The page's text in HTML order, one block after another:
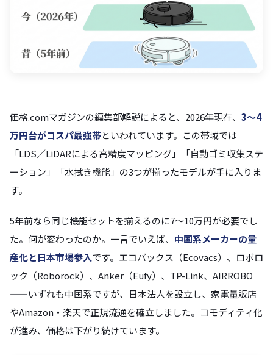
価格.comマガジンの編集部解説によると、2026年現在、 3〜4
万円台がコスパ最強帯といわれています。この帯域では
「LDS／LiDARによる高精度マッピング」「自動ゴミ収集ステ
ーション」「水拭き機能」の3つが揃ったモデルが手に入りま
す。
5年前なら同じ機能セットを揃えるのに7〜10万円が必要でし
た。何が変わったのか。一言でいえば、 中国系メーカーの量
産化と日本市場参入です。エコバックス（Ecovacs）、ロボロ
ック（Roborock）、Anker（Eufy）、TP-Link、AIRROBO
——いずれも中国系ですが、日本法人を設立し、家電量販店
やAmazon・楽天で正規流通を確立しました。コモディティ化
が進み、価格は下がり続けています。